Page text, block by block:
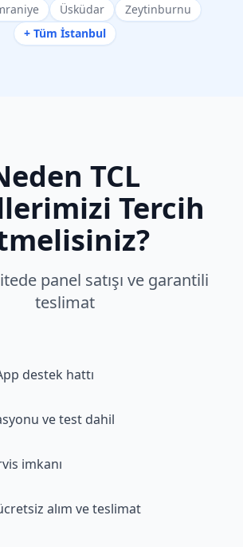
Üsküdar
Zeytinburnu
+ Tüm İstanbul
TCL
Tercih
panel satışı ve garantili
teslimat
destek hattı
ve test dahil
imkanı
alım ve teslimat